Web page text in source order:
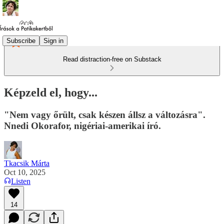
Subscribe Sign in
Read distraction-free on Substack
Képzeld el, hogy...
"Nem vagy őrült, csak készen állsz a változásra".
Nnedi Okorafor, nigériai-amerikai író.
Tkacsik Márta
Oct 10, 2025
Listen
14